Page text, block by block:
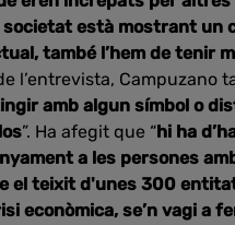
està mostrant un
també l’hem de tenir
l’entrevista, Campuzano
amb algun símbol o
”. Ha afegit que “hi ha
a les persones
el teixit d'unes 300
econòmica, se’n vagi a